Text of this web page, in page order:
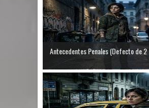
Antecedentes Penales (Defecto de 2 ...